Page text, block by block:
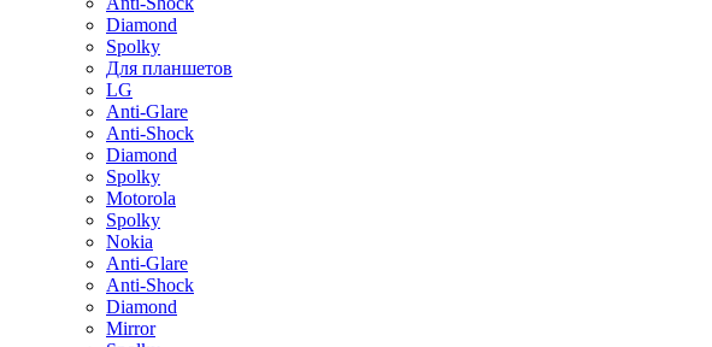
Diamond
Spolky
Для планшетов
LG
Anti-Glare
Anti-Shock
Diamond
Spolky
Motorola
Spolky
Nokia
Anti-Glare
Anti-Shock
Diamond
Mirror